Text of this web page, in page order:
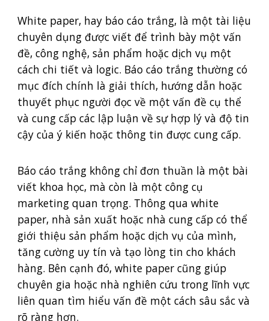
White paper, hay báo cáo trắng, là một tài liệu
chuyên dụng được viết để trình bày một vấn
đề, công nghệ, sản phẩm hoặc dịch vụ một
cách chi tiết và logic. Báo cáo trắng thường có
mục đích chính là giải thích, hướng dẫn hoặc
thuyết phục người đọc về một vấn đề cụ thể
và cung cấp các lập luận về sự hợp lý và độ tin
cậy của ý kiến hoặc thông tin được cung cấp.
Báo cáo trắng không chỉ đơn thuần là một bài
viết khoa học, mà còn là một công cụ
marketing quan trọng. Thông qua white
paper, nhà sản xuất hoặc nhà cung cấp có thể
giới thiệu sản phẩm hoặc dịch vụ của mình,
tăng cường uy tín và tạo lòng tin cho khách
hàng. Bên cạnh đó, white paper cũng giúp
chuyên gia hoặc nhà nghiên cứu trong lĩnh vực
liên quan tìm hiểu vấn đề một cách sâu sắc và
rõ ràng hơn.